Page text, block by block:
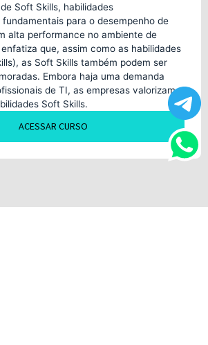
Soft Skills, habilidades
para o desempenho de
alta performance no ambiente de
que, assim como as habilidades
as Soft Skills também podem ser
Embora haja uma demanda
de TI, as empresas valorizam
Soft Skills.
ACESSAR CURSO